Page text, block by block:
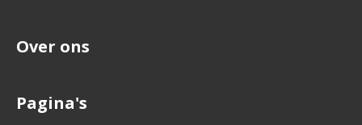
Over ons
Pagina's